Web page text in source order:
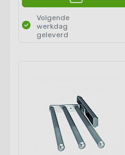
Volgende
werkdag
geleverd